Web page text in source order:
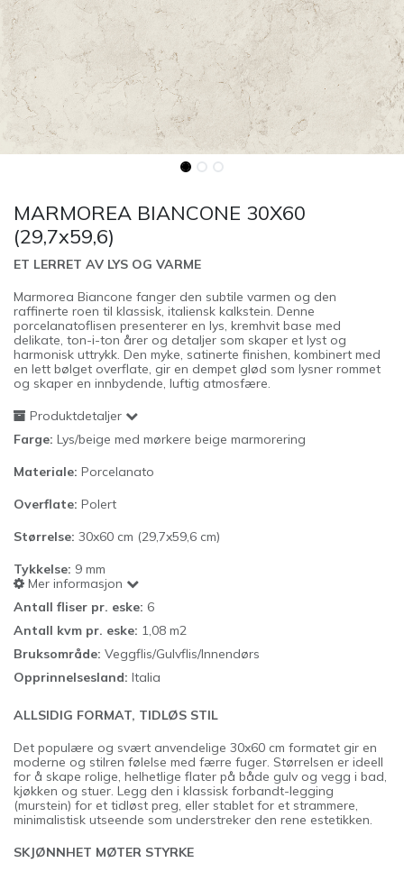
MARMOREA BIANCONE 30X60
(29,7x59,6)
ET LERRET AV LYS OG VARME
Marmorea Biancone fanger den subtile varmen og den
raffinerte roen til klassisk, italiensk kalkstein. Denne
porcelanatoflisen presenterer en lys, kremhvit base med
delikate, ton-i-ton årer og detaljer som skaper et lyst og
harmonisk uttrykk. Den myke, satinerte finishen, kombinert med
en lett bølget overflate, gir en dempet glød som lysner rommet
og skaper en innbydende, luftig atmosfære.
Produktdetaljer
Farge: Lys/beige med mørkere beige marmorering
Materiale: Porcelanato
Overflate: Polert
Størrelse: 30x60 cm (29,7x59,6 cm)
Tykkelse: 9 mm
Mer informasjon
Antall fliser pr. eske: 6
Antall kvm pr. eske: 1,08 m2
Bruksområde: Veggflis/Gulvflis/Innendørs
Opprinnelsesland: Italia
ALLSIDIG FORMAT, TIDLØS STIL
Det populære og svært anvendelige 30x60 cm formatet gir en
moderne og stilren følelse med færre fuger. Størrelsen er ideell
for å skape rolige, helhetlige flater på både gulv og vegg i bad,
kjøkken og stuer. Legg den i klassisk forbandt-legging
(murstein) for et tidløst preg, eller stablet for et strammere,
minimalistisk utseende som understreker den rene estetikken.
SKJØNNHET MØTER STYRKE